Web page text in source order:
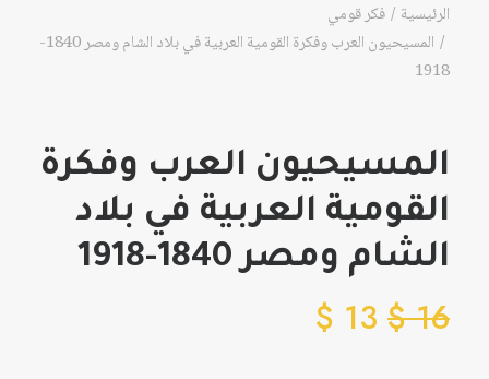
الرئيسية فكر قومي
المسيحيون العرب وفكرة القومية العربية في بلاد الشام ومصر 1840-
1918
المسيحيون العرب وفكرة
القومية العربية في بلاد
الشام ومصر 1840-1918
16
$
13
$